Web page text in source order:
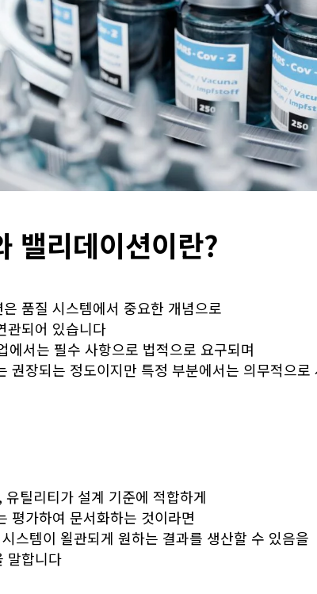
밸리데이션이란?
품질 시스템에서 중요한 개념으로
관되어 있습니다
에서는 필수 사항으로 법적으로 요구되며
권장되는 정도이지만 특정 부분에서는 의무적으로
틸리티가 설계 기준에 적합하게
평가하여 문서화하는 것이라면
스템이 욀관되게 원하는 결과를 생산할 수 있음을
말합니다